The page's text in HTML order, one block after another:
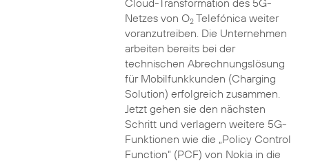
Cloud-Transformation des 5G-
Netzes von O2Telefónica weiter
voranzutreiben. Die Unternehmen
arbeiten bereits bei der
technischen Abrechnungslösung
für Mobilfunkkunden (Charging
Solution) erfolgreich zusammen.
Jetzt gehen sie den nächsten
Schritt und verlagern weitere 5G-
Funktionen wie die „Policy Control
Function“ (PCF) von Nokia in die